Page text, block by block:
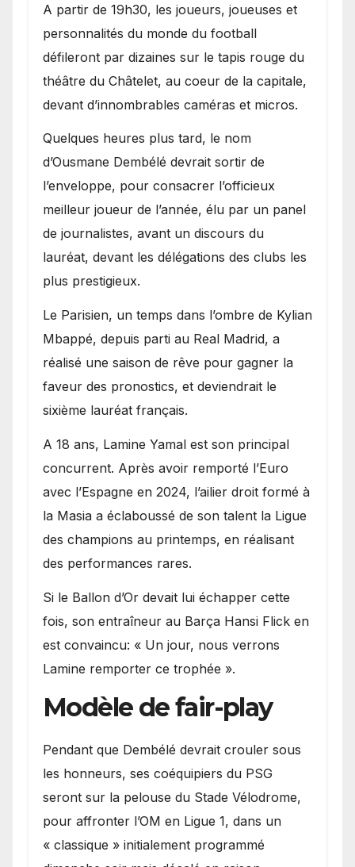
A partir de 19h30, les joueurs, joueuses et
personnalités du monde du football
défileront par dizaines sur le tapis rouge du
théâtre du Châtelet, au coeur de la capitale,
devant d’innombrables caméras et micros.
Quelques heures plus tard, le nom
d’Ousmane Dembélé devrait sortir de
l’enveloppe, pour consacrer l’officieux
meilleur joueur de l’année, élu par un panel
de journalistes, avant un discours du
lauréat, devant les délégations des clubs les
plus prestigieux.
Le Parisien, un temps dans l’ombre de Kylian
Mbappé, depuis parti au Real Madrid, a
réalisé une saison de rêve pour gagner la
faveur des pronostics, et deviendrait le
sixième lauréat français.
A 18 ans, Lamine Yamal est son principal
concurrent. Après avoir remporté l’Euro
avec l’Espagne en 2024, l’ailier droit formé à
la Masia a éclaboussé de son talent la Ligue
des champions au printemps, en réalisant
des performances rares.
Si le Ballon d’Or devait lui échapper cette
fois, son entraîneur au Barça Hansi Flick en
est convaincu: « Un jour, nous verrons
Lamine remporter ce trophée ».
Modèle de fair-play
Pendant que Dembélé devrait crouler sous
les honneurs, ses coéquipiers du PSG
seront sur la pelouse du Stade Vélodrome,
pour affronter l’OM en Ligue 1, dans un
« classique » initialement programmé